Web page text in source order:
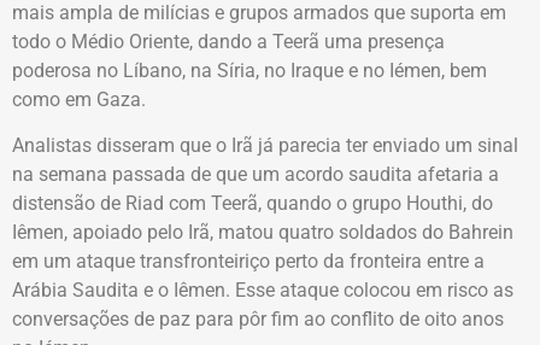
mais ampla de milícias e grupos armados que suporta em
todo o Médio Oriente, dando a Teerã uma presença
poderosa no Líbano, na Síria, no Iraque e no Iémen, bem
como em Gaza.
Analistas disseram que o Irã já parecia ter enviado um sinal
na semana passada de que um acordo saudita afetaria a
distensão de Riad com Teerã, quando o grupo Houthi, do
Iêmen, apoiado pelo Irã, matou quatro soldados do Bahrein
em um ataque transfronteiriço perto da fronteira entre a
Arábia Saudita e o Iêmen. Esse ataque colocou em risco as
conversações de paz para pôr fim ao conflito de oito anos